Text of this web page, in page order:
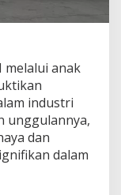
melalui anak
industri
unggulannya,
dan
dalam